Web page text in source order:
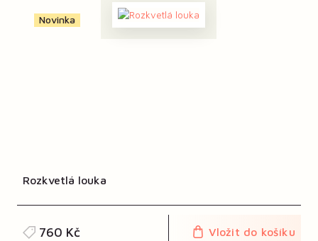
Novinka
Rozkvetlá louka
760 Kč Vložit do košíku